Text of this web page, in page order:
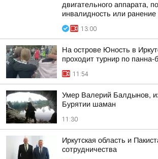
двигательного аппарата,
инвалидность или ранение
13:00
На острове Юность в
проходит турнир по панна-
11:54
Умер Валерий Балдынов,
Бурятии шаман
11:30
Иркутская область и
сотрудничества